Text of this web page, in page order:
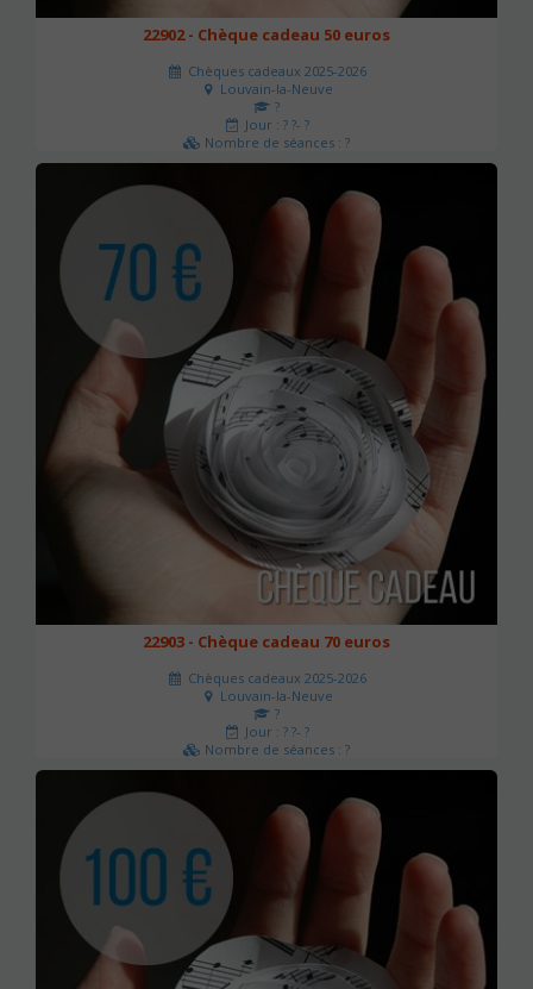
22902 - Chèque cadeau 50 euros
Chèques cadeaux 2025-2026
Louvain-la-Neuve
?
Jour : ? ?- ?
Nombre de séances : ?
50 €
22903 - Chèque cadeau 70 euros
Chèques cadeaux 2025-2026
Louvain-la-Neuve
?
Jour : ? ?- ?
Nombre de séances : ?
70 €